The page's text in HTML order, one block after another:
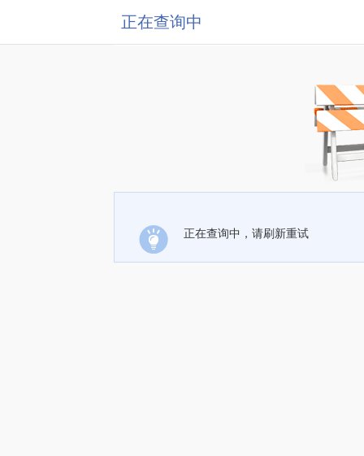
正在查询中
正在查询中，请刷新重试